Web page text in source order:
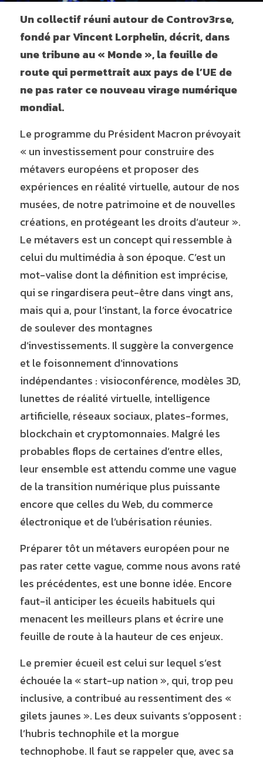
Un collectif réuni autour de Controv3rse,
fondé par Vincent Lorphelin, décrit, dans
une tribune au « Monde », la feuille de
route qui permettrait aux pays de l’UE de
ne pas rater ce nouveau virage numérique
mondial.
Le programme du Président Macron prévoyait
« un investissement pour construire des
métavers européens et proposer des
expériences en réalité virtuelle, autour de nos
musées, de notre patrimoine et de nouvelles
créations, en protégeant les droits d’auteur ».
Le métavers est un concept qui ressemble à
celui du multimédia à son époque. C’est un
mot-valise dont la définition est imprécise,
qui se ringardisera peut-être dans vingt ans,
mais qui a, pour l’instant, la force évocatrice
de soulever des montagnes
d’investissements. Il suggère la convergence
et le foisonnement d’innovations
indépendantes : visioconférence, modèles 3D,
lunettes de réalité virtuelle, intelligence
artificielle, réseaux sociaux, plates-formes,
blockchain et cryptomonnaies. Malgré les
probables flops de certaines d’entre elles,
leur ensemble est attendu comme une vague
de la transition numérique plus puissante
encore que celles du Web, du commerce
électronique et de l’ubérisation réunies.
Préparer tôt un métavers européen pour ne
pas rater cette vague, comme nous avons raté
les précédentes, est une bonne idée. Encore
faut-il anticiper les écueils habituels qui
menacent les meilleurs plans et écrire une
feuille de route à la hauteur de ces enjeux.
Le premier écueil est celui sur lequel s’est
échouée la « start-up nation », qui, trop peu
inclusive, a contribué au ressentiment des «
gilets jaunes ». Les deux suivants s’opposent :
l’hubris technophile et la morgue
technophobe. Il faut se rappeler que, avec sa